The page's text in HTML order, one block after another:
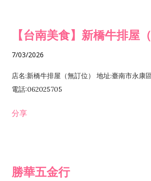
【台南美食】新橋牛排屋
7/03/2026
店名:新橋牛排屋（無訂位） 地址:臺南市永康
電話:062025705
分享
勝華五金行